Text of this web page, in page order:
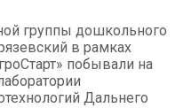
группы дошкольного
в рамках
побывали на
Дальнего